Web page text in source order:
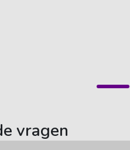
vragen